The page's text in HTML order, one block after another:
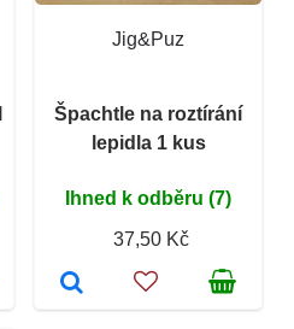
Jig&Puz
Špachtle na roztírání
lepidla 1 kus
Ihned k odběru (7)
37,50 Kč